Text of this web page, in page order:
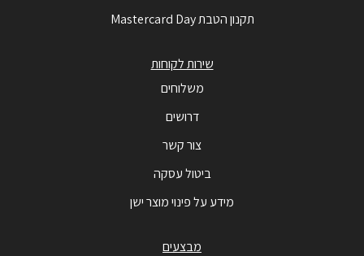
תקנון הטבת Mastercard Day
שירות לקוחות
משלוחים
דרושים
צור קשר
ביטול עסקה
מידע על פינוי מוצר ישן
מבצעים